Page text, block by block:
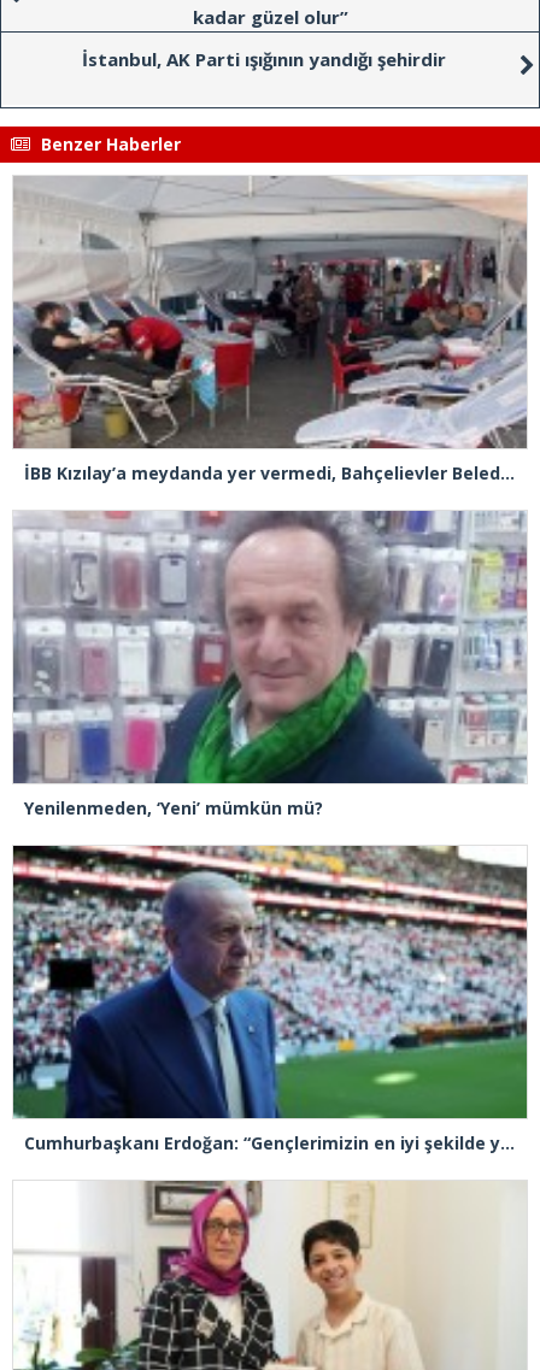
kadar güzel olur”
İstanbul, AK Parti ışığının yandığı şehirdir
Benzer Haberler
İBB Kızılay’a meydanda yer vermedi, Bahçelievler Belediyesi sahip çıktı
Yenilenmeden, ‘Yeni’ mümkün mü?
Cumhurbaşkanı Erdoğan: “Gençlerimizin en iyi şekilde yetişmeniz için tüm gücümüzle çalışıyoruz”